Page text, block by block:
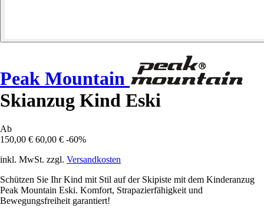
Peak Mountain
Skianzug Kind Eski
Ab
150,00 € 60,00 € -60%
inkl. MwSt. zzgl. Versandkosten
Schützen Sie Ihr Kind mit Stil auf der Skipiste mit dem Kinderanzug
Peak Mountain Eski. Komfort, Strapazierfähigkeit und
Bewegungsfreiheit garantiert!